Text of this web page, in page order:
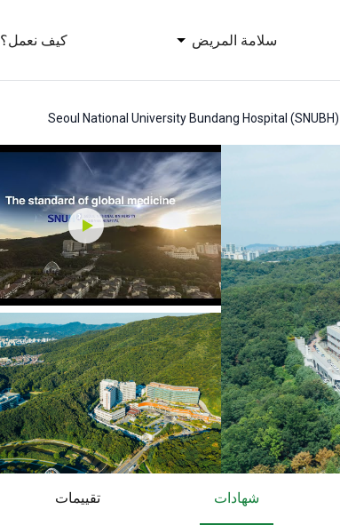
سلامة المريض كيف نعمل؟
Seoul National University Bundang Hospital (SNUBH)
شهادات تقييمات